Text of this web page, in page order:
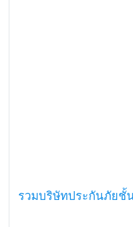
รวมบริษัทประกันภัยชั้